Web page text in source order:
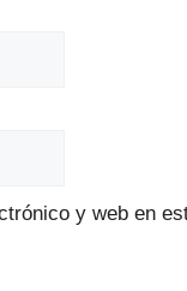
y web en